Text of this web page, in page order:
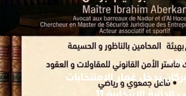
يدخل غمار الامنتخابات